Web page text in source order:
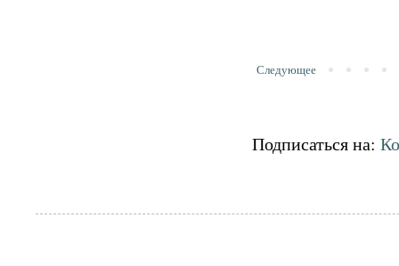
Следующее
Подписаться на: